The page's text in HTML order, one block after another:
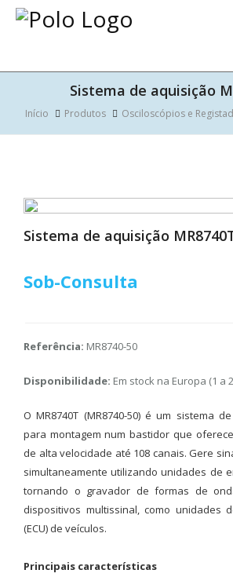
Sistema de aquisição
Início Produtos Osciloscópios e
Sistema de aquisição
Sob-Consulta
Referência: MR8740-50
Disponibilidade: Em stock na Europa (1 a
O MR8740T (MR8740-50) é um sistema
para montagem num bastidor que
de alta velocidade até 108 canais. Gere
simultaneamente utilizando unidades de
tornando o gravador de formas de
dispositivos multissinal, como unidades
(ECU) de veículos.
Principais características